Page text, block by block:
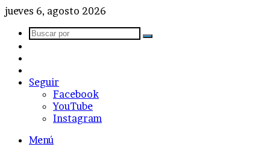
jueves 6, agosto 2026
Buscar
azar
Seguir
Facebook
YouTube
Instagram
Menú